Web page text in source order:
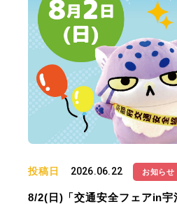
投稿日 2026.06.22 お知らせ
8/2(日)「交通安全フェアin宇